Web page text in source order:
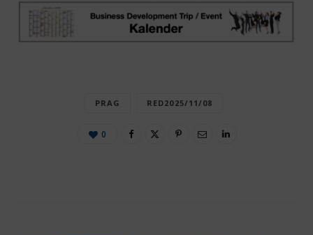
PRAG RED2025/11/08
0